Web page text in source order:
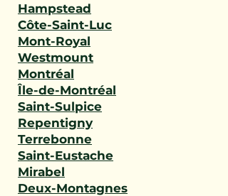
Hampstead
Côte-Saint-Luc
Mont-Royal
Westmount
Montréal
Île-de-Montréal
Saint-Sulpice
Repentigny
Terrebonne
Saint-Eustache
Mirabel
Deux-Montagnes